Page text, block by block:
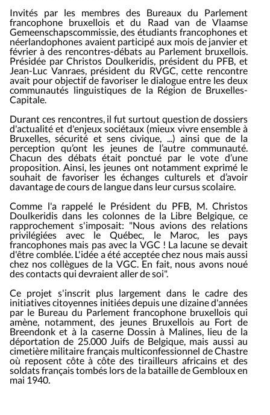
Invités par les membres des Bureaux du Parlement
francophone bruxellois et du Raad van de Vlaamse
Gemeenschapscommissie, des étudiants francophones et
néerlandophones avaient participé aux mois de janvier et
février à des rencontres-débats au Parlement bruxellois.
Présidée par Christos Doulkeridis, président du PFB, et
Jean-Luc Vanraes, président du RVGC, cette rencontre
avait pour objectif de favoriser le dialogue entre les deux
communautés linguistiques de la Région de Bruxelles-
Capitale.
Durant ces rencontres, il fut surtout question de dossiers
d'actualité et d'enjeux sociétaux (mieux vivre ensemble à
Bruxelles, sécurité et sens civique, ...) ainsi que de la
perception qu’ont les jeunes de l’autre communauté.
Chacun des débats était ponctué par le vote d’une
proposition. Ainsi, les jeunes ont notamment exprimé le
souhait de favoriser les échanges culturels et d’avoir
davantage de cours de langue dans leur cursus scolaire.
Comme l'a rappelé le Président du PFB, M.Christos
Doulkeridis dans les colonnes de la Libre Belgique, ce
rapprochement s'imposait: "Nous avions des relations
privilégiées avec le Québec, le Maroc, les pays
francophones mais pas avec la VGC ! La lacune se devait
d'être comblée. L'idée a été acceptée chez nous mais aussi
chez nos collègues de la VGC. En fait, nous avons noué
des contacts qui devraient aller de soi".
Ce projet s'inscrit plus largement dans le cadre des
initiatives citoyennes initiées depuis une dizaine d'années
par le Bureau du Parlement francophone bruxellois qui
amène, notamment, des jeunes Bruxellois au Fort de
Breendonk et à la caserne Dossin à Malines, lieu de la
déportation de 25.000 Juifs de Belgique, mais aussi au
cimetière militaire français multiconfessionnel de Chastre
où reposent côte à côte des tirailleurs africains et des
soldats français tombés lors de la bataille de Gembloux en
mai 1940.